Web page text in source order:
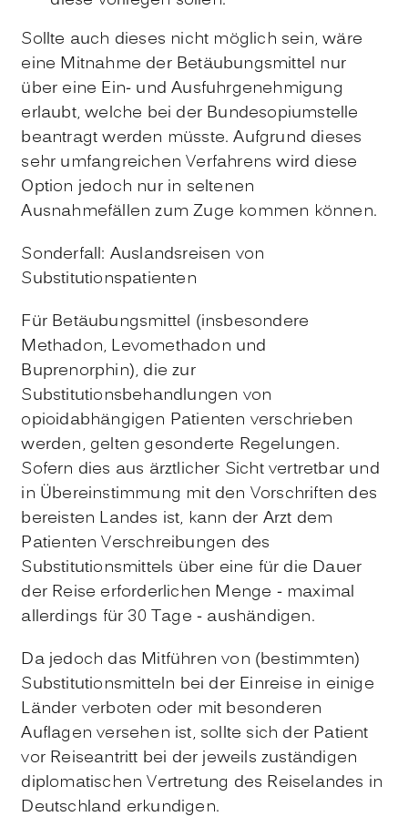
Sollte auch dieses nicht möglich sein, wäre
eine Mitnahme der Betäubungsmittel nur
über eine Ein- und Ausfuhrgenehmigung
erlaubt, welche bei der Bundesopiumstelle
beantragt werden müsste. Aufgrund dieses
sehr umfangreichen Verfahrens wird diese
Option jedoch nur in seltenen
Ausnahmefällen zum Zuge kommen können.
Sonderfall: Auslandsreisen von
Substitutionspatienten
Für Betäubungsmittel (insbesondere
Methadon, Levomethadon und
Buprenorphin), die zur
Substitutionsbehandlungen von
opioidabhängigen Patienten verschrieben
werden, gelten gesonderte Regelungen.
Sofern dies aus ärztlicher Sicht vertretbar und
in Übereinstimmung mit den Vorschriften des
bereisten Landes ist, kann der Arzt dem
Patienten Verschreibungen des
Substitutionsmittels über eine für die Dauer
der Reise erforderlichen Menge - maximal
allerdings für 30 Tage - aushändigen.
Da jedoch das Mitführen von (bestimmten)
Substitutionsmitteln bei der Einreise in einige
Länder verboten oder mit besonderen
Auflagen versehen ist, sollte sich der Patient
vor Reiseantritt bei der jeweils zuständigen
diplomatischen Vertretung des Reiselandes in
Deutschland erkundigen.